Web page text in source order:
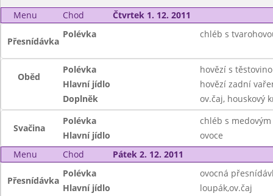
Menu Chod Čtvrtek 1. 12. 2011
Přesnídávka
Polévka chléb s
Oběd
Polévka
hovězí s
Hlavní jídlo
hovězí zadní
Doplněk
ov.čaj, houskový
Svačina
Polévka
chléb s
Hlavní jídlo
ovoce
Menu
Chod Pátek 2. 12. 2011
Přesnídávka
Polévka
ovocná
Hlavní jídlo
loupák,ov.čaj